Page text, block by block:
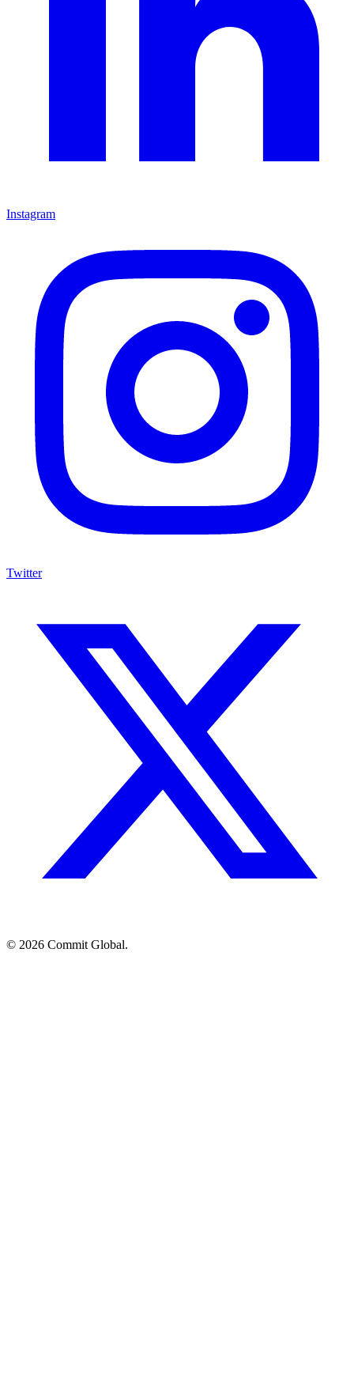
Instagram
Twitter
© 2026 Commit Global.